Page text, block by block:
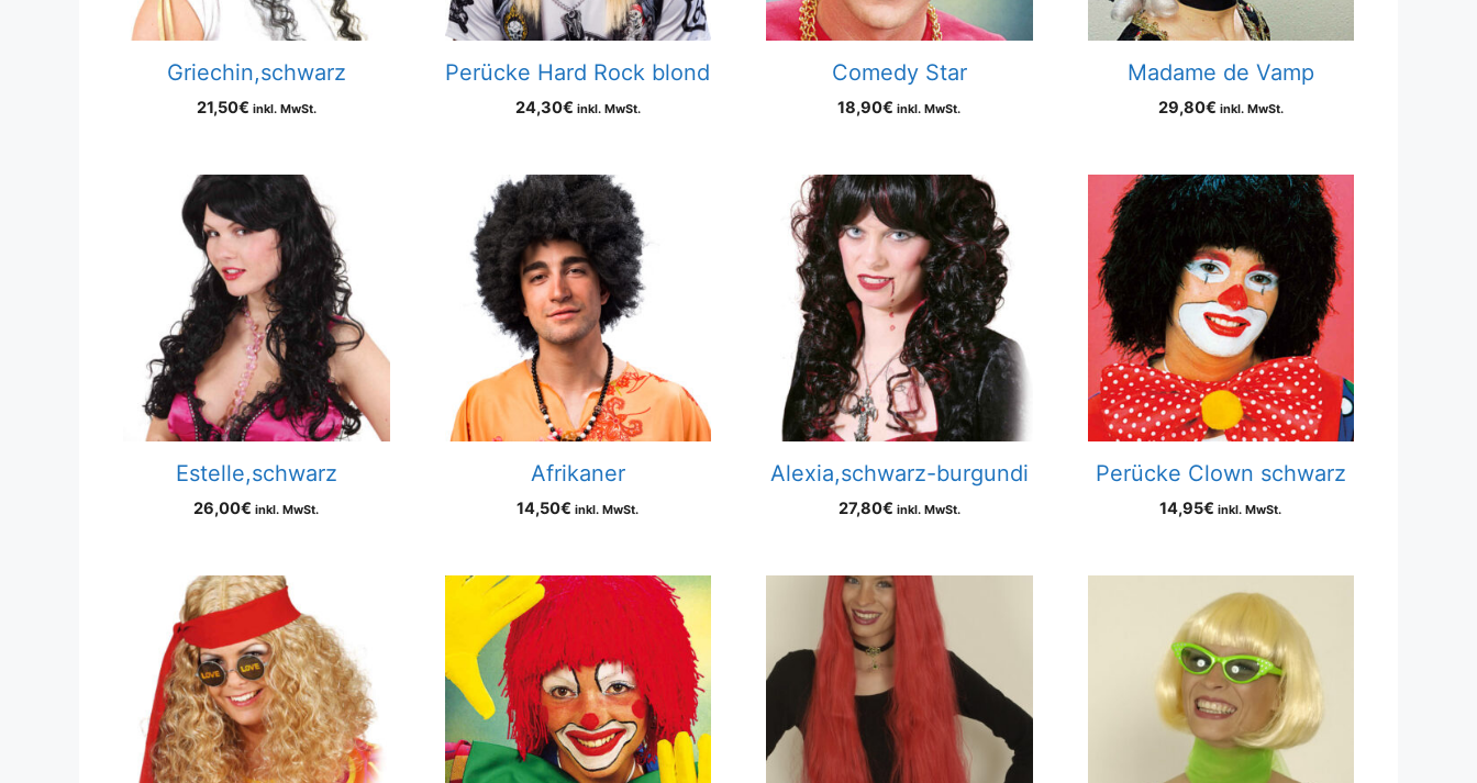
Griechin,schwarz
21,50€ inkl. MwSt.
Perücke Hard Rock blond
24,30€ inkl. MwSt.
Comedy Star
18,90€ inkl. MwSt.
Madame de Vamp
29,80€ inkl. MwSt.
Estelle,schwarz
26,00€ inkl. MwSt.
Afrikaner
14,50€ inkl. MwSt.
Alexia,schwarz-burgundi
27,80€ inkl. MwSt.
Perücke Clown schwarz
14,95€ inkl. MwSt.